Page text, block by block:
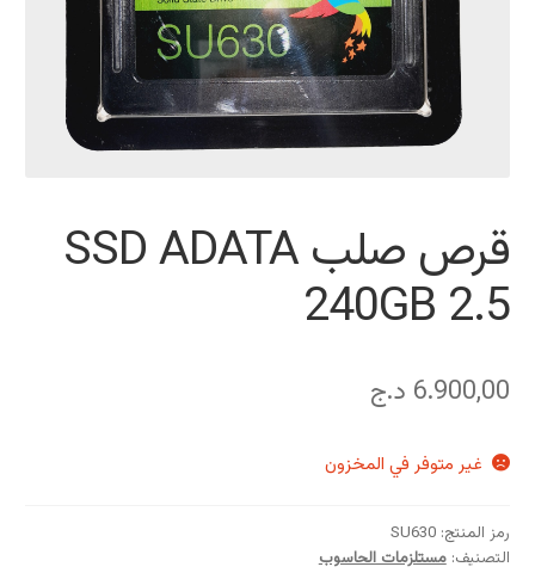
قرص صلب SSD ADATA
240GB 2.5
6.900,00 د.ج
غير متوفر في المخزون
رمز المنتج:SU630
التصنيف:مستلزمات الحاسوب